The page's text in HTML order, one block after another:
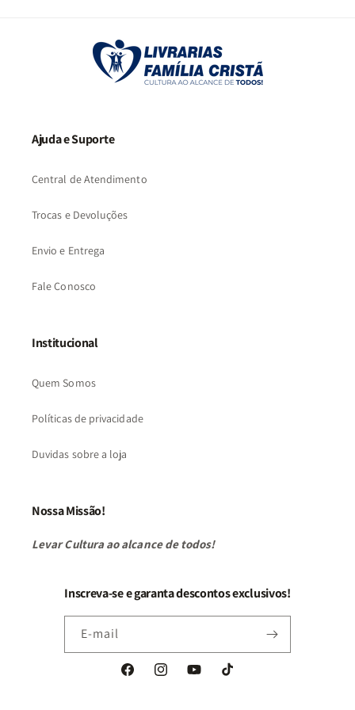
Ajuda e Suporte
Central de Atendimento
Trocas e Devoluções
Envio e Entrega
Fale Conosco
Institucional
Quem Somos
Políticas de privacidade
Duvidas sobre a loja
Nossa Missão!
Levar Cultura ao alcance de todos!
Inscreva-se e garanta descontos exclusivos!
E-mail
FacebookInstagramYouTubeTikTok